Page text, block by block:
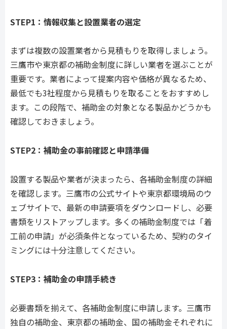
STEP1：情報収集と設置業者の選定
まずは複数の設置業者から見積もりを取得しましょう。
三鷹市や東京都の補助金制度に詳しい業者を選ぶことが
重要です。業者によって提案内容や価格が異なるため、
最低でも3社程度から見積もりを取ることをおすすめし
ます。この段階で、補助金の対象となる製品かどうかも
確認しておきましょう。
STEP2：補助金の事前確認と申請準備
設置する製品や業者が決まったら、各補助金制度の詳細
を確認します。三鷹市の公式サイトや東京都環境局のウ
ェブサイトで、最新の申請要項をダウンロードし、必要
書類をリストアップします。多くの補助金制度では「着
工前の申請」が必須条件となっているため、契約のタイ
ミングには十分注意してください。
STEP3：補助金の申請手続き
必要書類を揃えて、各補助金制度に申請します。三鷹市
独自の補助金、東京都の補助金、国の補助金それぞれに